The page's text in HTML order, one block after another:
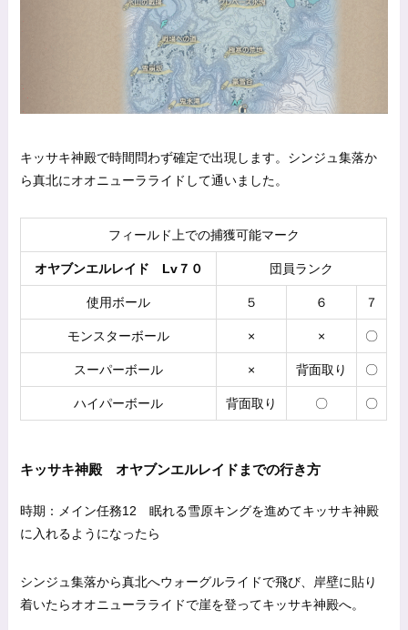
キッサキ神殿で時間問わず確定で出現します。シンジュ集落か
ら真北にオオニューラライドして通いました。
フィールド上での捕獲可能マーク
オヤブンエルレイド Lv７０ 団員ランク
使用ボール ５ ６ ７
モンスターボール × × 〇
スーパーボール × 背面取り 〇
ハイパーボール 背面取り 〇 〇
キッサキ神殿 オヤブンエルレイドまでの行き方
時期：メイン任務12 眠れる雪原キングを進めてキッサキ神殿
に入れるようになったら
シンジュ集落から真北へウォーグルライドで飛び、岸壁に貼り
着いたらオオニューラライドで崖を登ってキッサキ神殿へ。